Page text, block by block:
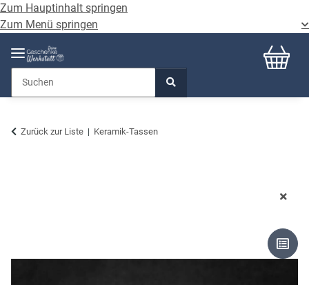
Zum Hauptinhalt springen
Zum Menü springen
Zurück zur Liste Keramik-Tassen